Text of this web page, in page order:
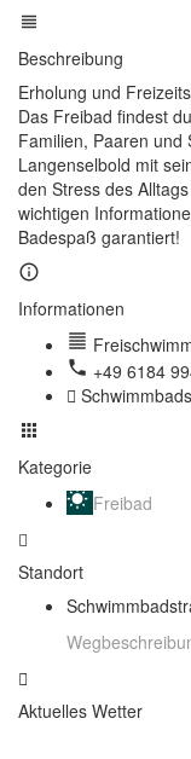
Beschreibung
Erholung und
Das Freibad findest
Familien, Paaren und
Langenselbold mit
den Stress des
wichtigen
Badespaß garantiert!
Informationen
+49 6184
Kategorie
Freibad
Standort
Aktuelles Wetter